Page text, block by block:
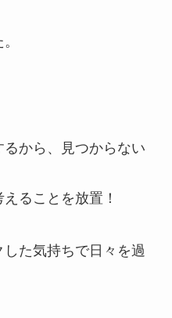
るから、見つからない
ることを放置！
た気持ちで日々を過